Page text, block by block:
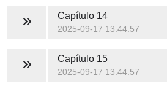
Capítulo 14
2025-09-17 13:44:57
Capítulo 15
2025-09-17 13:44:57